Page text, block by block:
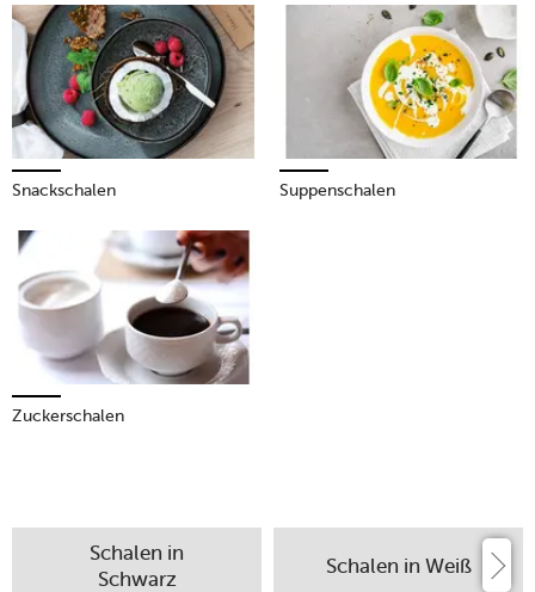
Snackschalen Suppenschalen
Zuckerschalen
Schalen in
Schwarz
Schalen in Weiß